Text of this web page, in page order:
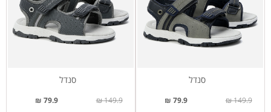
סנדל
79.9 ₪ 149.9 ₪
סנדל
79.9 ₪ 149.9 ₪